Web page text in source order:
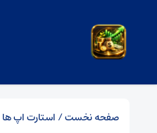
صفحه نخست/ استارت اپ ها